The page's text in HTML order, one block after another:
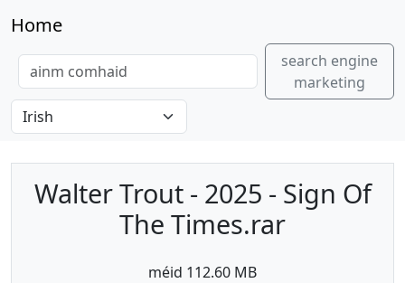
Home
search engine
marketing
Walter Trout - 2025 - Sign Of
The Times.rar
méid 112.60 MB